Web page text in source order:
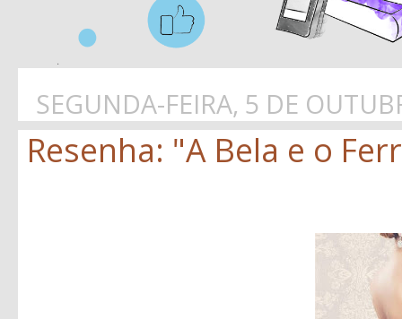
SEGUNDA-FEIRA, 5 DE
Resenha: "A Bela e o